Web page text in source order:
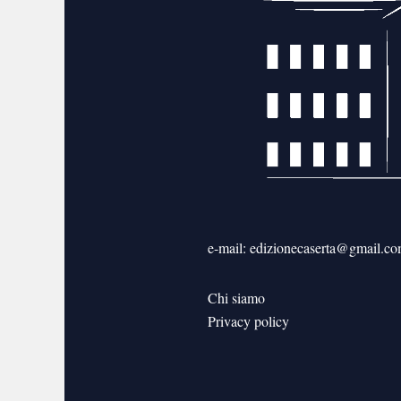
e-mail:
Chi siamo
Privacy policy